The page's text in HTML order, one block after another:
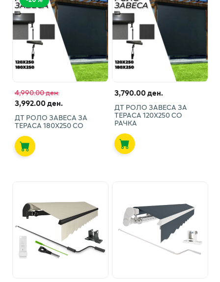
4,990.00 ден.
3,992.00 ден.
ДТ РОЛО ЗАВЕСА ЗА
ТЕРАСА 180Х250 СО
3,790.00 ден.
ДТ РОЛО ЗАВЕСА ЗА
ТЕРАСА 120Х250 СО
РАЧКА